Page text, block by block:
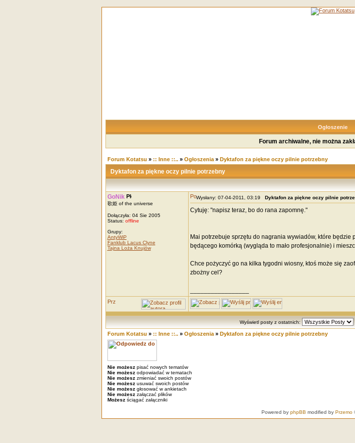
Ogłoszenie
Forum archiwalne, nie można
Forum Kotatsu » :: Inne ::..» Ogłoszenia» Dyktafon za piękne oczy pilnie potrzebny
Dyktafon za piękne oczy pilnie potrzebny
GoNik
歌姫 of the universe
Dołączyła: 04 Sie 2005
Status: offline
Grupy:
AntyWiP
Fanklub Lacus Clyne
Tajna Loża Knujów
Wysłany: 07-04-2011, 03:19 Dyktafon za piękne oczy pilnie
Cytuję: "napisz teraz, bo do rana zapomnę."
Mai potrzebuje sprzętu do nagrania wywiadów, które
będącego komórką (wygląda to mało profesjonalnie) i
Chce pożyczyć go na kilka tygodni wiosny, ktoś może się
zbożny cel?
Wyświetl posty z ostatnich:
Forum Kotatsu » :: Inne ::..» Ogłoszenia» Dyktafon za piękne oczy pilnie potrzebny
Nie możeszpisać nowych tematów
Nie możeszodpowiadać w tematach
Nie możeszzmieniać swoich postów
Nie możeszusuwać swoich postów
Nie możeszgłosować w ankietach
Nie możeszzałączać plików
Możeszściągać załączniki
Powered by phpBB modified by Przemo